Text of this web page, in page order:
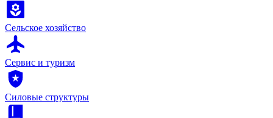
Сельское хозяйство
Сервис и туризм
Силовые структуры